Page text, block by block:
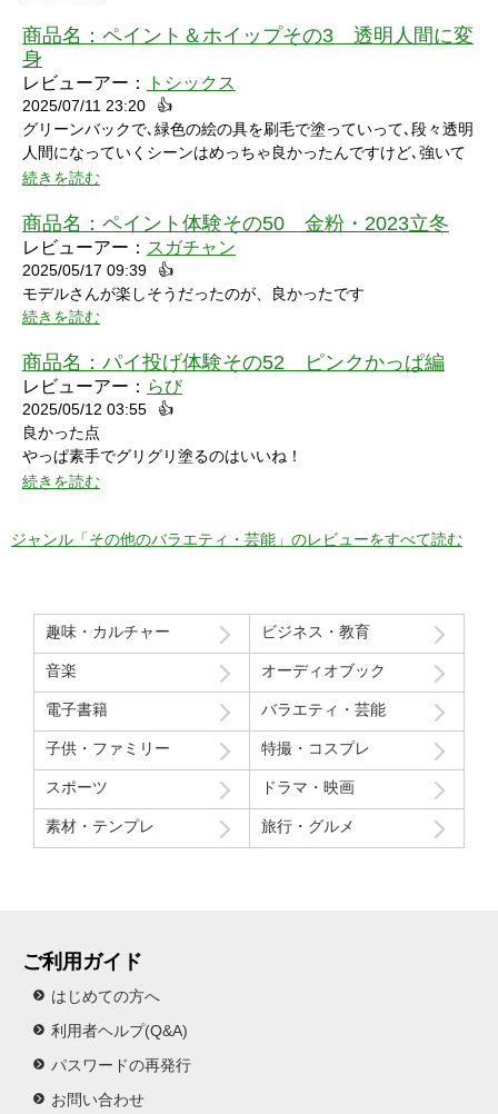
い悔しさを滲ませながら罰ゲームを受けている姿にドキドキして
しまいました。
商品名： ペイント＆ホイップその3 透明人間に変
身
レビューアー： トシックス
2025/07/11 23:20
👍
グリーンバックで､緑色の絵の具を刷毛で塗っていって､段々透明
人間になっていくシーンはめっちゃ良かったんですけど､強いて
言うなら､上半身だけで無くて､全身も透明になる所も見てみたい
続きを読む
商品名： ペイント体験その50 金粉・2023立冬
レビューアー： スガチャン
2025/05/17 09:39
👍
モデルさんが楽しそうだったのが、良かったです
続きを読む
商品名： パイ投げ体験その52 ピンクかっぱ編
レビューアー： らび
2025/05/12 03:55
👍
良かった点
やっぱ素手でグリグリ塗るのはいいね！
特に21分の途中からとてもいい感じ！
う」という趣旨の発言と「パイを食らう事はなんとも無い」とい
う趣旨の２つの部分ちょっと気分下がってしまったw
Route207さんいつも良い作品をありがとうございます！
初レビューですが、よく購入させて貰ってます！
続きを読む
ジャンル「その他のバラエティ・芸能」のレビューをすべて読む
趣味・カルチャー ビジネス・教育
音楽 オーディオブック
電子書籍 バラエティ・芸能
子供・ファミリー 特撮・コスプレ
スポーツ ドラマ・映画
素材・テンプレ 旅行・グルメ
ご利用ガイド
はじめての方へ
利用者ヘルプ(Q&A)
パスワードの再発行
お問い合わせ